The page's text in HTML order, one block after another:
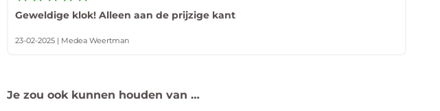
Geweldige klok! Alleen aan de prijzige kant
23-02-2025 | Medea Weertman
Je zou ook kunnen houden van …